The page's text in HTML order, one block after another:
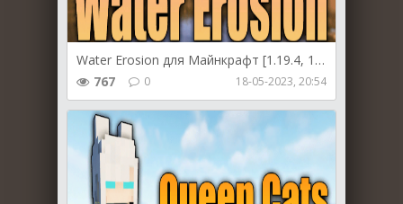
Water Erosion для Майнкрафт [1.19.4, 1.19.3, 1.19.2]
767
0 18-05-2023, 20:54